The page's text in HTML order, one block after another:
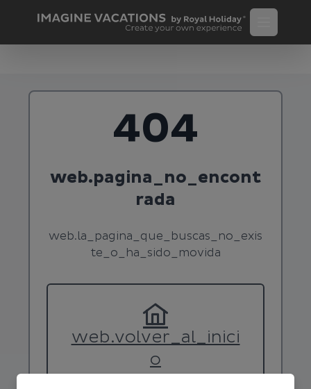
404
web.pagina_no_encont
rada
web.la_pagina_que_buscas_no_exis
te_o_ha_sido_movida
web.volver_al_inici
o